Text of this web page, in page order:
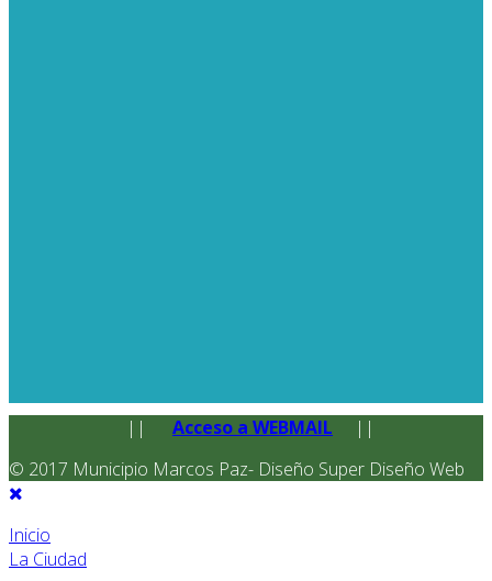
|| Acceso a WEBMAIL
||
© 2017 Municipio Marcos Paz- Diseño Super Diseño Web
Inicio
La Ciudad